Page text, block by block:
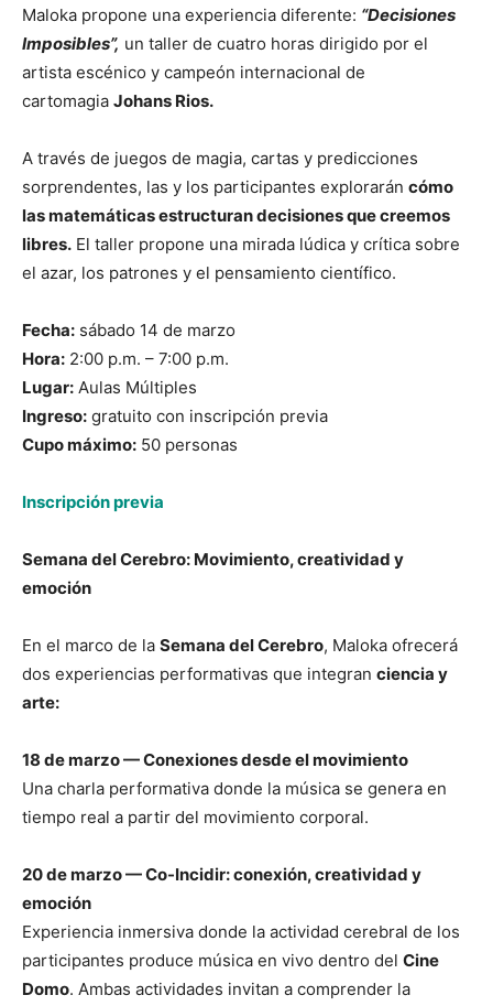
Maloka propone una experiencia diferente: “Decisiones
Imposibles”, un taller de cuatro horas dirigido por el
artista escénico y campeón internacional de
cartomagia Johans Rios.
A través de juegos de magia, cartas y predicciones
sorprendentes, las y los participantes explorarán cómo
las matemáticas estructuran decisiones que creemos
libres. El taller propone una mirada lúdica y crítica sobre
el azar, los patrones y el pensamiento científico.
Fecha: sábado 14 de marzo
Hora: 2:00 p.m. – 7:00 p.m.
Lugar: Aulas Múltiples
Ingreso: gratuito con inscripción previa
Cupo máximo: 50 personas
Inscripción previa
Semana del Cerebro: Movimiento, creatividad y
emoción
En el marco de la Semana del Cerebro, Maloka ofrecerá
dos experiencias performativas que integran ciencia y
arte:
18 de marzo — Conexiones desde el movimiento
Una charla performativa donde la música se genera en
tiempo real a partir del movimiento corporal.
20 de marzo — Co-Incidir: conexión, creatividad y
emoción
Experiencia inmersiva donde la actividad cerebral de los
participantes produce música en vivo dentro del Cine
Domo. Ambas actividades invitan a comprender la